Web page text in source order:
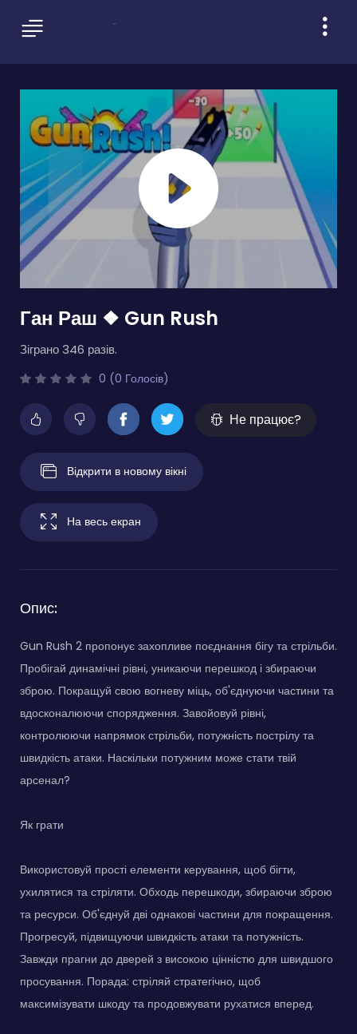
Ган Раш ❖ Gun Rush
Зіграно 346 разів.
0 (0 Голосів)
Не працює?
Відкрити в новому вікні
На весь екран
Опис:
Gun Rush 2 пропонує захопливе поєднання бігу та стрільби.
Пробігай динамічні рівні, уникаючи перешкод і збираючи
зброю. Покращуй свою вогневу міць, об'єднуючи частини та
вдосконалюючи спорядження. Завойовуй рівні,
контролюючи напрямок стрільби, потужність пострілу та
швидкість атаки. Наскільки потужним може стати твій
арсенал?
Як грати
Використовуй прості елементи керування, щоб бігти,
ухилятися та стріляти. Обходь перешкоди, збираючи зброю
та ресурси. Об'єднуй дві однакові частини для покращення.
Прогресуй, підвищуючи швидкість атаки та потужність.
Завжди прагни до дверей з високою цінністю для швидшого
просування. Порада: стріляй стратегічно, щоб
максимізувати шкоду та продовжувати рухатися вперед.